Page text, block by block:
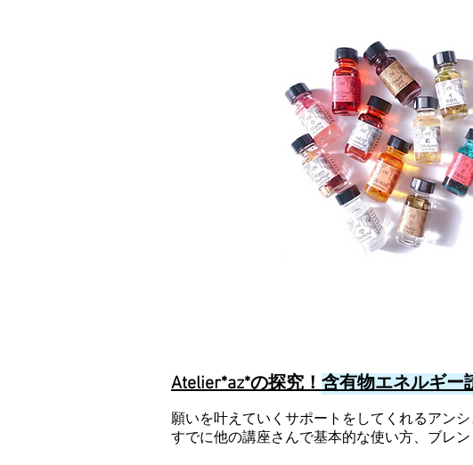
Atelier*az*の探究！含有物エネルギー
願いを叶えていくサポートをしてくれるアンシ
すでに他の講座さんで基本的な使い方、ブレ